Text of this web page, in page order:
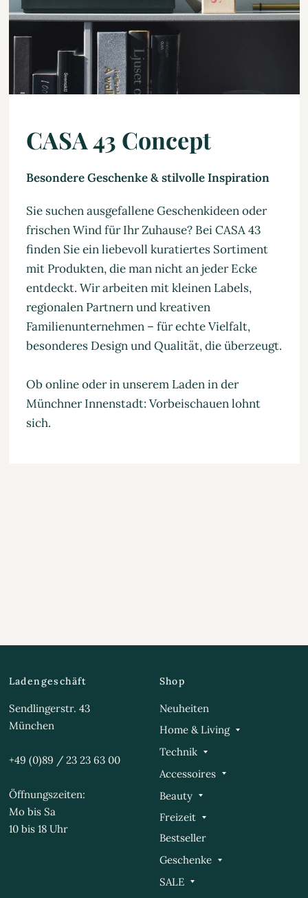
CASA 43 Concept
Besondere Geschenke & stilvolle Inspiration
Sie suchen ausgefallene Geschenkideen oder
frischen Wind für Ihr Zuhause? Bei CASA 43
finden Sie ein liebevoll kuratiertes Sortiment
mit Produkten, die man nicht an jeder Ecke
entdeckt. Wir arbeiten mit kleinen Labels,
regionalen Partnern und kreativen
Familienunternehmen – für echte Vielfalt,
besonderes Design und Qualität, die überzeugt.
Ob online oder in unserem Laden in der
Münchner Innenstadt: Vorbeischauen lohnt
sich.
Ladengeschäft
Sendlingerstr. 43
München
+49 (0)89 / 23 23 63 00
Öffnungszeiten:
Mo bis Sa
10 bis 18 Uhr
Shop
Neuheiten
Home & Living
Technik
Accessoires
Beauty
Freizeit
Bestseller
Geschenke
SALE